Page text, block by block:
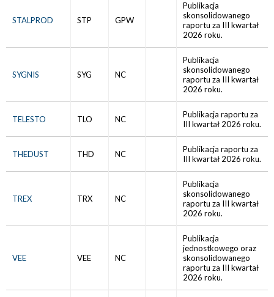
STALPROD STP GPW
Publikacja
skonsolidowanego
raportu za III kwartał
2026 roku.
SYGNIS SYG NC
Publikacja
skonsolidowanego
raportu za III kwartał
2026 roku.
TELESTO TLO NC
Publikacja raportu za
III kwartał 2026 roku.
THEDUST THD NC
Publikacja raportu za
III kwartał 2026 roku.
TREX TRX NC
Publikacja
skonsolidowanego
raportu za III kwartał
2026 roku.
VEE VEE NC
Publikacja
jednostkowego oraz
skonsolidowanego
raportu za III kwartał
2026 roku.